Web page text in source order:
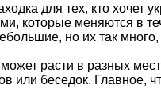
для тех, кто хочет
которые меняются в
но их так
расти в разных
или беседок. Главное,